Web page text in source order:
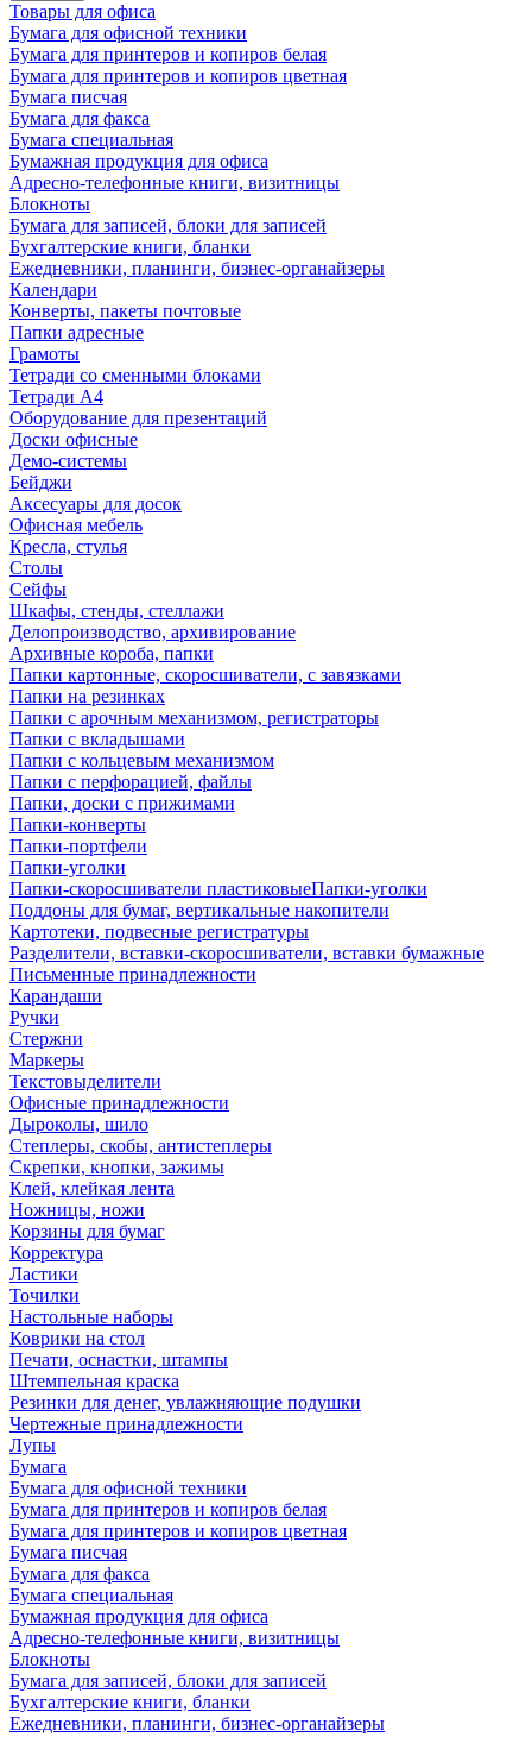
Товары для офиса
Бумага для офисной техники
Бумага для принтеров и копиров белая
Бумага для принтеров и копиров цветная
Бумага писчая
Бумага для факса
Бумага специальная
Бумажная продукция для офиса
Адресно-телефонные книги, визитницы
Блокноты
Бумага для записей, блоки для записей
Бухгалтерские книги, бланки
Ежедневники, планинги, бизнес-органайзеры
Календари
Конверты, пакеты почтовые
Папки адресные
Грамоты
Тетради со сменными блоками
Тетради А4
Оборудование для презентаций
Доски офисные
Демо-системы
Бейджи
Аксесуары для досок
Офисная мебель
Кресла, стулья
Столы
Сейфы
Шкафы, стенды, стеллажи
Делопроизводство, архивирование
Архивные короба, папки
Папки картонные, скоросшиватели, с завязками
Папки на резинках
Папки с арочным механизмом, регистраторы
Папки с вкладышами
Папки с кольцевым механизмом
Папки с перфорацией, файлы
Папки, доски с прижимами
Папки-конверты
Папки-портфели
Папки-уголки
Папки-скоросшиватели пластиковыеПапки-уголки
Поддоны для бумаг, вертикальные накопители
Картотеки, подвесные регистратуры
Разделители, вставки-скоросшиватели, вставки бумажные
Письменные принадлежности
Карандаши
Ручки
Стержни
Маркеры
Текстовыделители
Офисные принадлежности
Дыроколы, шило
Степлеры, скобы, антистеплеры
Скрепки, кнопки, зажимы
Клей, клейкая лента
Ножницы, ножи
Корзины для бумаг
Корректура
Ластики
Точилки
Настольные наборы
Коврики на стол
Печати, оснастки, штампы
Штемпельная краска
Резинки для денег, увлажняющие подушки
Чертежные принадлежности
Лупы
Бумага
Бумага для офисной техники
Бумага для принтеров и копиров белая
Бумага для принтеров и копиров цветная
Бумага писчая
Бумага для факса
Бумага специальная
Бумажная продукция для офиса
Адресно-телефонные книги, визитницы
Блокноты
Бумага для записей, блоки для записей
Бухгалтерские книги, бланки
Ежедневники, планинги, бизнес-органайзеры